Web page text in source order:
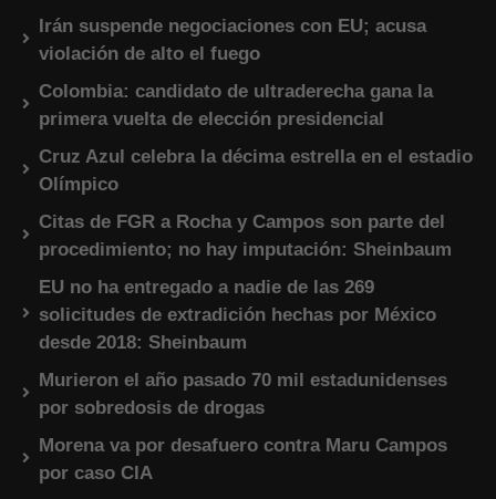
Irán suspende negociaciones con EU; acusa
violación de alto el fuego
Colombia: candidato de ultraderecha gana la
primera vuelta de elección presidencial
Cruz Azul celebra la décima estrella en el estadio
Olímpico
Citas de FGR a Rocha y Campos son parte del
procedimiento; no hay imputación: Sheinbaum
EU no ha entregado a nadie de las 269
solicitudes de extradición hechas por México
desde 2018: Sheinbaum
Murieron el año pasado 70 mil estadunidenses
por sobredosis de drogas
Morena va por desafuero contra Maru Campos
por caso CIA